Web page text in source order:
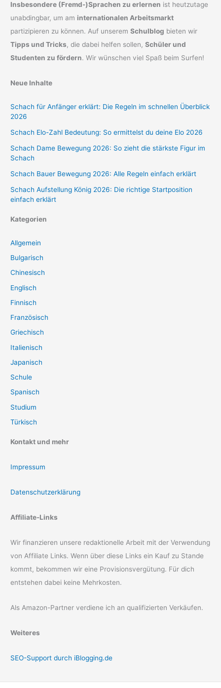
Insbesondere (Fremd-)Sprachen zu erlernen ist heutzutage
unabdingbar, um am internationalen Arbeitsmarkt
partizipieren zu können. Auf unseremSchulblog bieten wir
Tipps und Tricks, die dabei helfen sollen,Schüler und
Studenten zu fördern. Wir wünschen viel Spaß beim Surfen!
Neue Inhalte
Schach für Anfänger erklärt: Die Regeln im schnellen Überblick
2026
Schach Elo-Zahl Bedeutung: So ermittelst du deine Elo 2026
Schach Dame Bewegung 2026: So zieht die stärkste Figur im
Schach
Schach Bauer Bewegung 2026: Alle Regeln einfach erklärt
Schach Aufstellung König 2026: Die richtige Startposition
einfach erklärt
Kategorien
Allgemein
Bulgarisch
Chinesisch
Englisch
Finnisch
Französisch
Griechisch
Italienisch
Japanisch
Schule
Spanisch
Studium
Türkisch
Kontakt und mehr
Impressum
Datenschutzerklärung
Affiliate-Links
Wir finanzieren unsere redaktionelle Arbeit mit der Verwendung
von Affiliate Links. Wenn über diese Links ein Kauf zu Stande
kommt, bekommen wir eine Provisionsvergütung. Für dich
entstehen dabei keine Mehrkosten.
Als Amazon-Partner verdiene ich an qualifizierten Verkäufen.
Weiteres
SEO-Support durch iBlogging.de